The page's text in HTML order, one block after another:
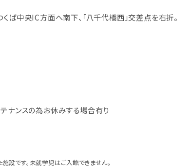
ば中央IC方面へ南下、「八千代橋西」交差点を右折。
ナンスの為お休みする場合有り
設です。未就学児はご入館できません。